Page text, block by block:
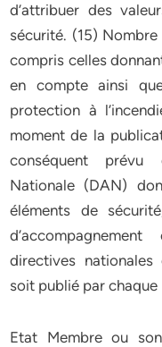
d’attribuer des
sécurité. (15)
compris celles
en compte ainsi
protection à
moment de la
conséquent prévu
Nationale (DAN)
éléments de
directives nationales
soit publié par chaque
Etat Membre ou